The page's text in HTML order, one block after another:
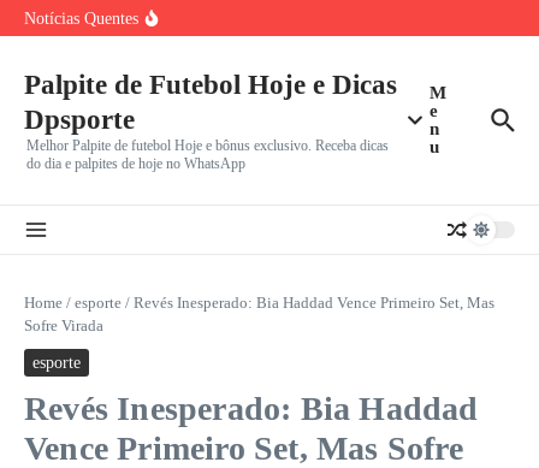
Ir para o conteúdo
Notícias Quentes
Cuiabá x Fortaleza pela Série B: Dourado Luta Contra Má
Palpite de Futebol Hoje e Dicas
Dpsporte
Melhor Palpite de futebol Hoje e bônus exclusivo. Receba dicas
do dia e palpites de hoje no WhatsApp
M
e
n
u
Home / esporte / Revés Inesperado: Bia Haddad Vence Primeiro Set, Mas
Sofre Virada
esporte
Revés Inesperado: Bia Haddad
Vence Primeiro Set, Mas Sofre